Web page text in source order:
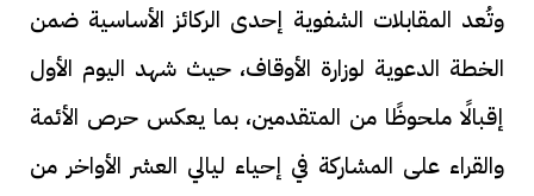
وتُعد المقابلات الشفوية إحدى الركائز الأساسية ضمن
الخطة الدعوية لوزارة الأوقاف، حيث شهد اليوم الأول
إقبالًا ملحوظًا من المتقدمين، بما يعكس حرص الأئمة
والقراء على المشاركة في إحياء ليالي العشر الأواخر من